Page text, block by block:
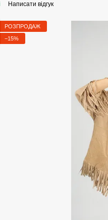
Написати відгук
РОЗПРОДАЖ
−15%